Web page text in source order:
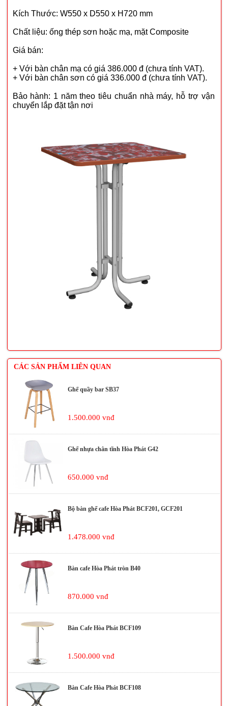
Kích Thước: W550 x D550 x H720 mm
Chất liệu: ống thép sơn hoặc mạ, mặt Composite
Giá bán:
+ Với bàn chân mạ có giá 386.000 đ (chưa tính VAT).
+ Với bàn chân sơn có giá 336.000 đ (chưa tính VAT).
Bảo hành: 1 năm theo tiêu chuẩn nhà máy, hỗ trợ vận
chuyển lắp đặt tận nơi
CÁC SẢN PHẨM LIÊN QUAN
Ghế quầy bar SB37
1.500.000 vnđ
Ghế nhựa chân tĩnh Hòa Phát G42
650.000 vnđ
Bộ bàn ghế cafe Hòa Phát BCF201, GCF201
1.478.000 vnđ
Bàn cafe Hòa Phát tròn B40
870.000 vnđ
Bàn Cafe Hòa Phát BCF109
1.500.000 vnđ
Bàn Cafe Hòa Phát BCF108